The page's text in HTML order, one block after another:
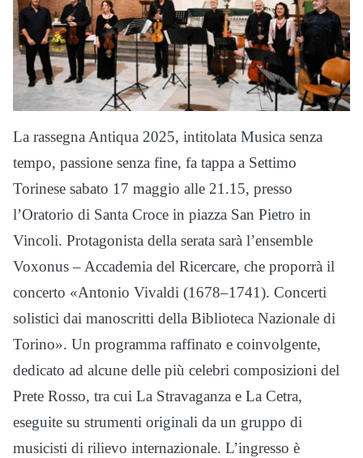
La rassegna Antiqua 2025, intitolata Musica senza
tempo, passione senza fine, fa tappa a Settimo
Torinese sabato 17 maggio alle 21.15, presso
l’Oratorio di Santa Croce in piazza San Pietro in
Vincoli. Protagonista della serata sarà l’ensemble
Voxonus – Accademia del Ricercare, che proporrà il
concerto «Antonio Vivaldi (1678–1741). Concerti
solistici dai manoscritti della Biblioteca Nazionale di
Torino». Un programma raffinato e coinvolgente,
dedicato ad alcune delle più celebri composizioni del
Prete Rosso, tra cui La Stravaganza e La Cetra,
eseguite su strumenti originali da un gruppo di
musicisti di rilievo internazionale. L’ingresso è